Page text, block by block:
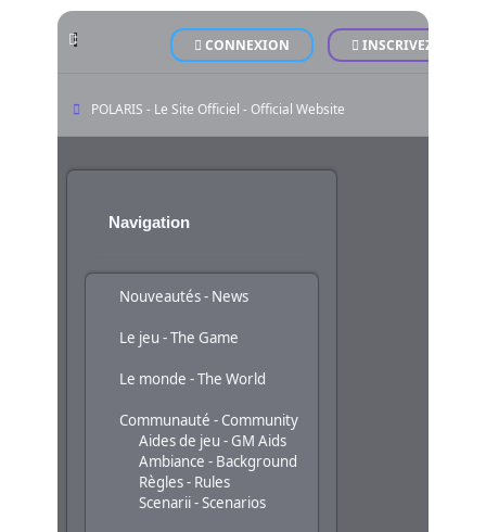
CONNEXION INSCRIVEZ-VOUS
POLARIS - Le Site Officiel - Official Website
Navigation
Nouveautés - News
Le jeu - The Game
Le monde - The World
Communauté - Community
Aides de jeu - GM Aids
Ambiance - Background
Règles - Rules
Scenarii - Scenarios